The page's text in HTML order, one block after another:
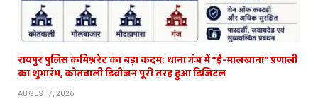
रायपुर पुलिस कमिश्नरेट का बड़ा कदम: थाना गंज में “ई-मालखाना” प्रणाली
का शुभारंभ, कोतवाली डिवीजन पूरी तरह हुआ डिजिटल
AUGUST 7, 2026